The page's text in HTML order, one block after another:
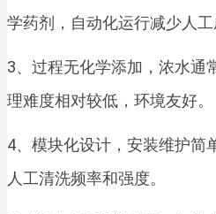
学药剂，自动化运行减少人工
3、过程无化学添加，浓水通
理难度相对较低，环境友好。
4、模块化设计，安装维护简
人工清洗频率和强度。